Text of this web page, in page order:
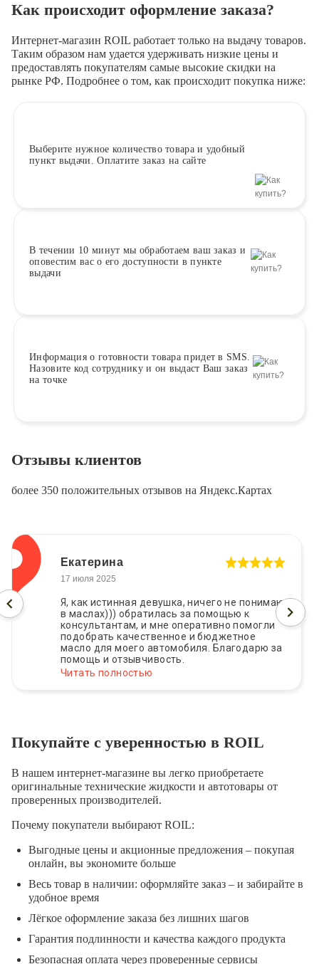
Как происходит оформление заказа?
Интернет-магазин ROIL работает только на выдачу товаров.
Таким образом нам удается удерживать низкие цены и
предоставлять покупателям самые высокие скидки на
рынке РФ. Подробнее о том, как происходит покупка ниже:
Выберите нужное количество товара и удобный
пункт выдачи. Оплатите заказ на сайте
В течении 10 минут мы обработаем ваш заказ и
оповестим вас о его доступности в пункте
выдачи
Информация о готовности товара придет в SMS.
Назовите код сотруднику и он выдаст Ваш заказ
на точке
Отзывы клиентов
более 350 положительных отзывов на Яндекс.Картах
Екатерина
17 июля 2025
Я, как истинная девушка, ничего не понимаю
в маслах))) обратилась за помощью к
консультантам, и мне оперативно помогли
подобрать качественное и бюджетное
масло для моего автомобиля. Благодарю за
помощь и отзывчивость.
Читать полностью
Покупайте с уверенностью в ROIL
В нашем интернет-магазине вы легко приобретаете
оригинальные технические жидкости и автотовары от
проверенных производителей.
Почему покупатели выбирают ROIL:
Выгодные цены и акционные предложения – покупая
онлайн, вы экономите больше
Весь товар в наличии: оформляйте заказ – и забирайте в
удобное время
Лёгкое оформление заказа без лишних шагов
Гарантия подлинности и качества каждого продукта
Безопасная оплата через проверенные сервисы